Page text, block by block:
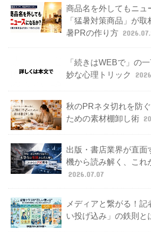
商品名を外してもニュ
「猛暑対策商品」が
暑PRの作り方
「続きはWEBで」の
妙な心理トリック
秋のPRネタ切れを防
ための素材棚卸し術
出版・書店業界が直面
機から読み解く、これ
2026.07.07
メディアと繋がる！記
い投げ込み」の鉄則と